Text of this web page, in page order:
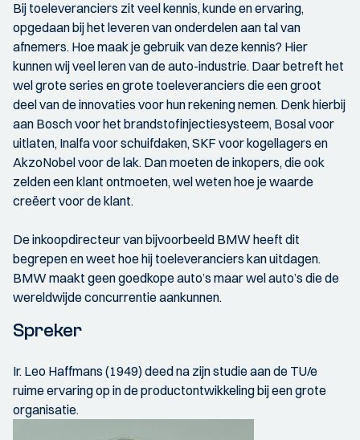
Bij toeleveranciers zit veel kennis, kunde en ervaring,
opgedaan bij het leveren van onderdelen aan tal van
afnemers. Hoe maak je gebruik van deze kennis? Hier
kunnen wij veel leren van de auto-industrie. Daar betreft het
wel grote series en grote toeleveranciers die een groot
deel van de innovaties voor hun rekening nemen. Denk hierbij
aan Bosch voor het brandstofinjectiesysteem, Bosal voor
uitlaten, Inalfa voor schuifdaken, SKF voor kogellagers en
AkzoNobel voor de lak. Dan moeten de inkopers, die ook
zelden een klant ontmoeten, wel weten hoe je waarde
creëert voor de klant.
De inkoopdirecteur van bijvoorbeeld BMW heeft dit
begrepen en weet hoe hij toeleveranciers kan uitdagen.
BMW maakt geen goedkope auto’s maar wel auto’s die de
wereldwijde concurrentie aankunnen.
Spreker
Ir. Leo Haffmans (1949) deed na zijn studie aan de TU/e
ruime ervaring op in de productontwikkeling bij een grote
organisatie.